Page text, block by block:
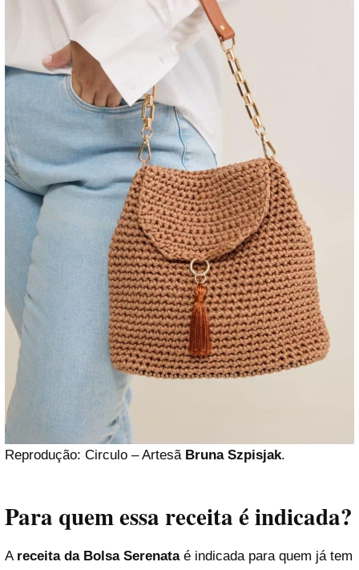
Reprodução: Circulo – Artesã Bruna Szpisjak.
Para quem essa receita é indicada?
A receita da Bolsa Serenataé indicada para quem já tem